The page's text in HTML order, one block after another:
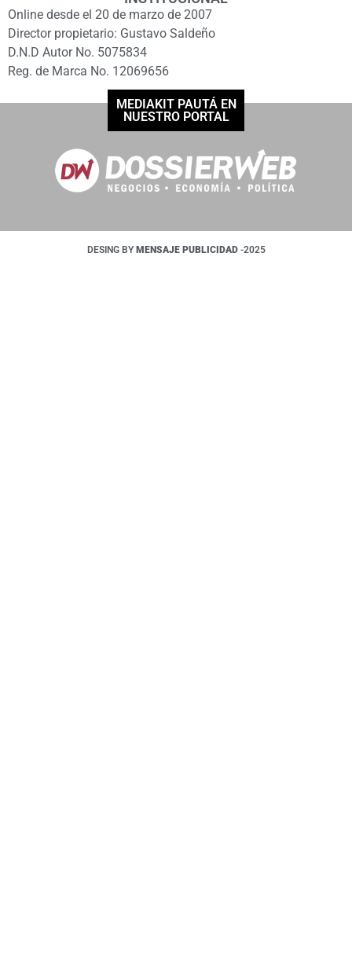
Online desde el 20 de marzo de 2007
Director propietario: Gustavo Saldeño
D.N.D Autor No. 5075834
Reg. de Marca No. 12069656
MEDIAKIT PAUTÁ EN
NUESTRO PORTAL
DESING BY MENSAJE PUBLICIDAD -2025